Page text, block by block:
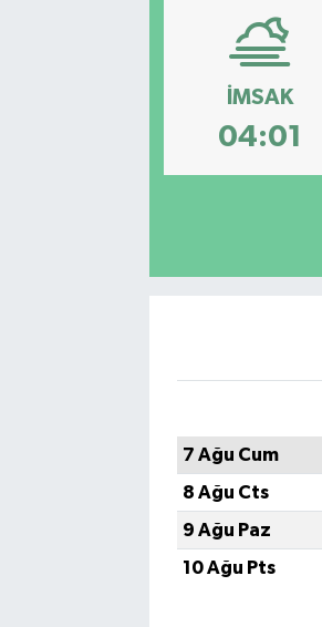
İMSAK
04:01
7 Ağu Cum
8 Ağu Cts
9 Ağu Paz
10 Ağu Pts